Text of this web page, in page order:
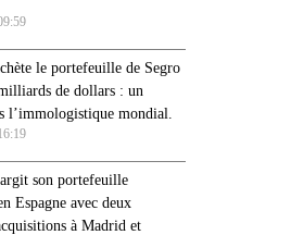
le portefeuille de Segro
de dollars : un
l’immologistique mondial.
son portefeuille
Espagne avec deux
à Madrid et